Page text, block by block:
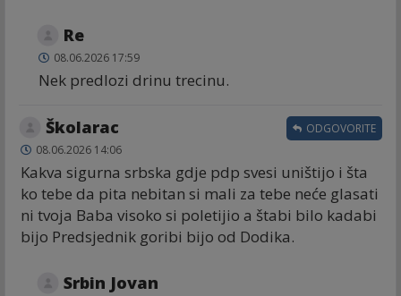
Re
08.06.2026 17:59
Nek predlozi drinu trecinu.
Školarac
08.06.2026 14:06
Kakva sigurna srbska gdje pdp svesi uništijo i šta
ko tebe da pita nebitan si mali za tebe neće glasati
ni tvoja Baba visoko si poletijio a štabi bilo kadabi
bijo Predsjednik goribi bijo od Dodika.
ODGOVORITE
Srbin Jovan